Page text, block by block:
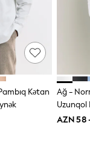
& Knitwear
& Pyjamas
Kətan
Ağ -
Uzunqol
AZN 58